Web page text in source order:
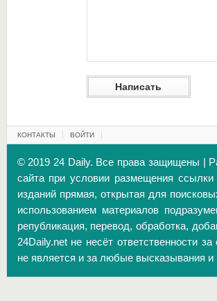
КОНТАКТЫ ВОЙТИ
© 2019 24 Daily. Все права защищены |
сайта при условии размещения
изданий прямая, открытая для
использованием материалов
републикация, перевод, обработка,
24Daily.net не несёт ответственности
не является и за любые высказывания и